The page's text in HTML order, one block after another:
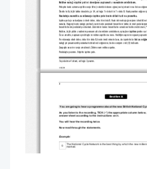
Ta pola ima 4 strani, od tega 1 prazno.
Rešitev nalog v izpitni poli ni dovoljeno zapisovati z navadnim svinčnikom.
Prilepite kodo oziroma vpišite svojo šifro (v okvirček desno zgoraj na tej strani in na list za
Število točk, ki jih lahko dosežete, je 14, od tega 7 v delu A in 7 v delu B. Vsak pravilen odgovor
Naslednja navodila za reševanje izpitne pole boste slišali tudi na posnetku.
Izpitna pola je sestavljena iz dveh delov, dela A in dela B. Vsak del vsebuje govorjeno
nanaša. Najprej boste nalogo prebrali, nato boste poslušali besedilo in lahko že med
besedilo boste poslušali po dvakrat. Začetek in konec besedila bo označeval takle zvočni znak
Rešitve, ki jih pišite z nalivnim peresom ali s kemičnim svinčnikom, vpisujte v izpitno polo v za
Če se zmotite, napisano prečrtajte in rešitev zapišite na novo. Nečitljivi zapisi in nejasni
Po reševanju obeh delov, dela A in dela B, boste imeli minuto časa, da izpolnite še list za
nalogi pri posameznih postavkah izbrali več odgovorov, bodo ocenjeni z nič (0) točkami.
Zaupajte vase in v svoje zmožnosti. Želimo vam veliko uspeha.
Poslušajte pozorno. Odprite izpitno polo.
© RIC 2009
2
Section A
You are going to hear a programme about the new British National
As you listen to the recording, TICK (9) the appropriate column below,
answer sheet according to the instructions on it.
You will hear the recording twice.
Now read through the statements.
Example:
0. The National Cycle Network is the best thing by which the new
marked.